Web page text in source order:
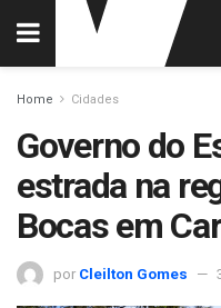
Home Cidades
Governo do
estrada na
Bocas em
por Cleilton Gomes